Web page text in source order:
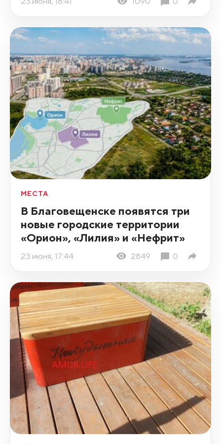
МЕСТА
В Благовещенске появятся три
новые городские территории
«Орион», «Лилия» и «Нефрит»
23 июня, 17:44 2849 0